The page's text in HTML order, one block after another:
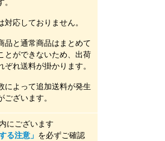
対応しておりません。
品と通常商品はまとめて
とができないため、出荷
ぞれ送料が掛かります。
によって追加送料が発生
ございます。
にございます
る注意」 を必ずご確認